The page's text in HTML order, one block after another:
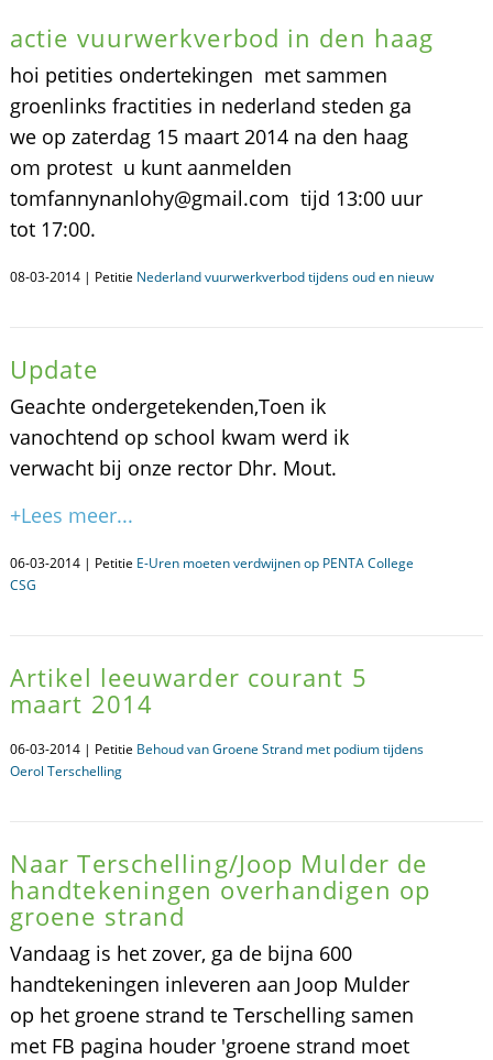
actie vuurwerkverbod in den haag
hoi petities ondertekingen met sammen
groenlinks fractities in nederland steden ga
we op zaterdag 15 maart 2014 na den haag
om protest u kunt aanmelden
tomfannynanlohy@gmail.com tijd 13:00 uur
tot 17:00.
08-03-2014 | Petitie Nederland vuurwerkverbod tijdens oud en nieuw
Update
Geachte ondergetekenden,Toen ik
vanochtend op school kwam werd ik
verwacht bij onze rector Dhr. Mout.
+Lees meer...
06-03-2014 | Petitie E-Uren moeten verdwijnen op PENTA College
CSG
Artikel leeuwarder courant 5
maart 2014
06-03-2014 | Petitie Behoud van Groene Strand met podium tijdens
Oerol Terschelling
Naar Terschelling/Joop Mulder de
handtekeningen overhandigen op
groene strand
Vandaag is het zover, ga de bijna 600
handtekeningen inleveren aan Joop Mulder
op het groene strand te Terschelling samen
met FB pagina houder 'groene strand moet